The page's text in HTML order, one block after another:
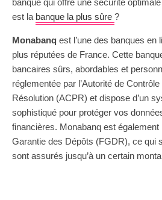
banque qui offre une sécurité
est la banque la plus sûre ?
Monabanq est l’une des banques
plus réputées de France. Cette
bancaires sûrs, abordables et
réglementée par l’Autorité de
Résolution (ACPR) et dispose d’un
sophistiqué pour protéger vos
financières. Monabanq est
Garantie des Dépôts (FGDR), ce qui
sont assurés jusqu’à un certain